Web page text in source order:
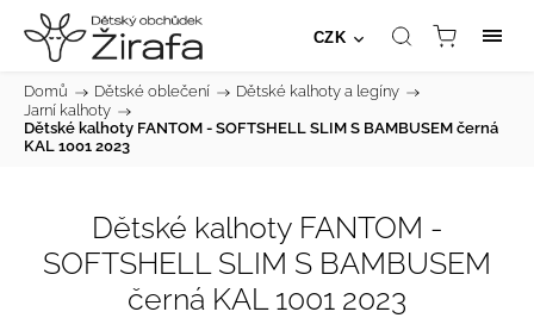
CZK
Domů / Dětské oblečení / Dětské kalhoty a legíny /
Jarní kalhoty /
Dětské kalhoty FANTOM - SOFTSHELL SLIM S BAMBUSEM černá
KAL 1001 2023
Dětské kalhoty FANTOM -
SOFTSHELL SLIM S BAMBUSEM
černá KAL 1001 2023